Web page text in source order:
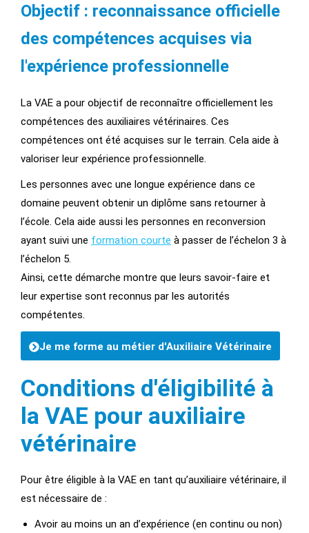
Objectif : reconnaissance officielle
des compétences acquises via
l'expérience professionnelle
La VAE a pour objectif de reconnaître officiellement les
compétences des auxiliaires vétérinaires. Ces
compétences ont été acquises sur le terrain. Cela aide à
valoriser leur expérience professionnelle.
Les personnes avec une longue expérience dans ce
domaine peuvent obtenir un diplôme sans retourner à
l’école. Cela aide aussi les personnes en reconversion
ayant suivi une formation courte à passer de l’échelon 3 à
l’échelon 5.
Ainsi, cette démarche montre que leurs savoir-faire et
leur expertise sont reconnus par les autorités
compétentes.
Je me forme au métier d'Auxiliaire Vétérinaire
Conditions d'éligibilité à
la VAE pour auxiliaire
vétérinaire
Pour être éligible à la VAE en tant qu’auxiliaire vétérinaire, il
est nécessaire de :
Avoir au moins un an d’expérience (en continu ou non)